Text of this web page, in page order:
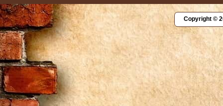
Copyright ©